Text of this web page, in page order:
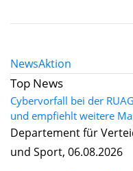
NewsAktion
Top News
Cybervorfall bei der
und empfiehlt weitere
Departement für
und Sport, 06.08.2026